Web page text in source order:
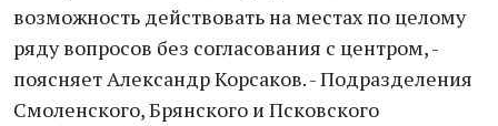
возможность действовать на местах по целому
ряду вопросов без согласования с центром, -
поясняет Александр Корсаков. - Подразделения
Смоленского, Брянского и Псковского